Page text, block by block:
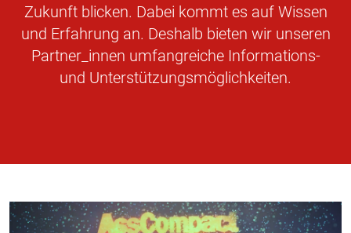
Zukunft blicken. Dabei kommt es auf Wissen
und Erfahrung an. Deshalb bieten wir unseren
Partner_innen umfangreiche Informations-
und Unterstützungsmöglichkeiten.